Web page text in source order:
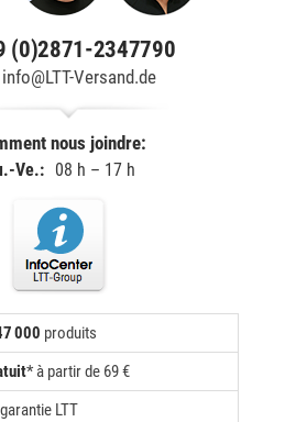
(0)2871-2347790
info@LTT-Versand.de
nous joindre:
Ve.: 08 h – 17 h
000 produits
* à partir de 69 €
LTT